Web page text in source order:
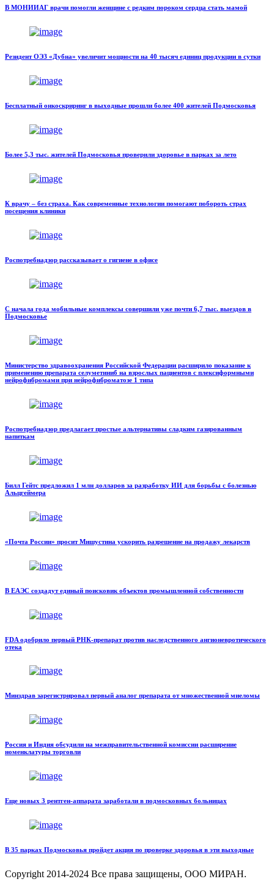
В МОНИИАГ врачи помогли женщине с редким пороком сердца стать мамой
Резидент ОЭЗ «Дубна» увеличит мощности на 40 тысяч единиц продукции в сутки
Бесплатный онкоскриринг в выходные прошли более 400 жителей Подмосковья
Более 5,3 тыс. жителей Подмосковья проверили здоровье в парках за лето
К врачу – без страха. Как современные технологии помогают побороть страх
посещения клиники
Роспотребнадзор рассказывает о гигиене в офисе
С начала года мобильные комплексы совершили уже почти 6,7 тыс. выездов в
Подмосковье
Министерство здравоохранения Российской Федерации расширило показание к
применению препарата селуметиниб на взрослых пациентов с плексиформными
нейрофибромами при нейрофиброматозе 1 типа
Роспотребнадзор предлагает простые альтернативы сладким газированным
напиткам
Билл Гейтс предложил 1 млн долларов за разработку ИИ для борьбы с болезнью
Альцгеймера
«Почта России» просит Мишустина ускорить разрешение на продажу лекарств
В ЕАЭС создадут единый поисковик объектов промышленной собственности
FDA одобрило первый РНК-препарат против наследственного ангионевротического
отека
Минздрав зарегистрировал первый аналог препарата от множественной миеломы
Россия и Индия обсудили на межправительственной комиссии расширение
номенклатуры торговли
Еще новых 3 рентген-аппарата заработали в подмосковных больницах
В 35 парках Подмосковья пройдет акция по проверке здоровья в эти выходные
Copyright 2014-2024 Все права защищены, ООО МИРАН.